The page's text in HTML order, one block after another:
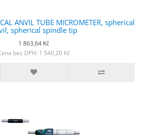
ANVIL TUBE MICROMETER, spherical
spherical spindle tip
1 863,64 Kč
bez DPH: 1 540,20 Kč